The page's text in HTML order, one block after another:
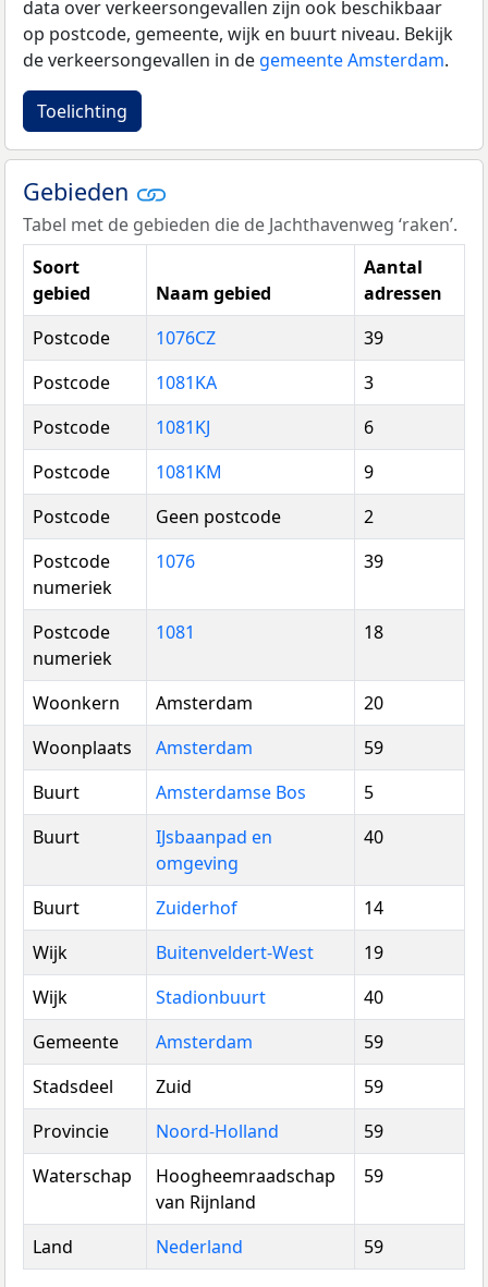
data over verkeersongevallen zijn ook beschikbaar
op postcode, gemeente, wijk en buurt niveau. Bekijk
de verkeersongevallen in de gemeente Amsterdam.
Toelichting
Gebieden
Tabel met de gebieden die de Jachthavenweg ‘raken’.
Soort
gebied
Naam gebied
Aantal
adressen
Postcode
1076CZ
39
Postcode
1081KA
3
Postcode
1081KJ
6
Postcode
1081KM
9
Postcode
Geen postcode
2
Postcode
numeriek
1076 39
Postcode
numeriek
1081 18
Woonkern Amsterdam
20
Woonplaats
Amsterdam
59
Buurt
Amsterdamse Bos
5
Buurt
IJsbaanpad en
omgeving
40
Buurt Zuiderhof
14
Wijk
Buitenveldert-West
19
Wijk
Stadionbuurt
40
Gemeente
Amsterdam
59
Stadsdeel
Zuid
59
Provincie
Noord-Holland
59
Waterschap
Hoogheemraadschap
van Rijnland
59
Land Nederland 59